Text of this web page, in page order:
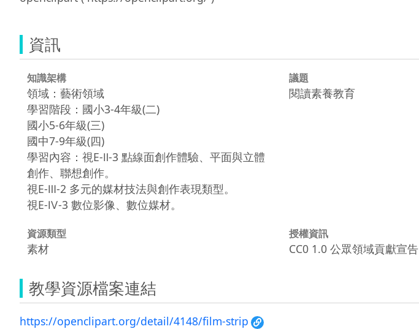
資訊
知識架構
領域：藝術領域
學習階段：國小3-4年級(二)
國小5-6年級(三)
國中7-9年級(四)
學習內容：視E-Ⅱ-3 點線面創作體驗、平面與立體
創作、聯想創作。
視E-Ⅲ-2 多元的媒材技法與創作表現類型。
視E-Ⅳ-3 數位影像、數位媒材。
議題
閱讀素養教育
資源類型
素材
授權資訊
CC0 1.0 公眾領域貢獻宣告
教學資源檔案連結
https://openclipart.org/detail/4148/film-strip